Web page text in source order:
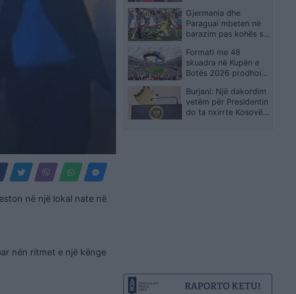
në një lokal nate në
nën ritmet e një kënge
shpreh dhimbjen që
ndiejmë
Gjermania dhe
Paraguai mbeten në
barazim pas kohës së
vendoset në
vazhdime
Formati me 48
skuadra në Kupën e
Botës 2026 prodhoi
por favoritët mbetën
thuajse të paprekur
Burjani: Një dakordim
vetëm për Presidentin
do ta nxirrte Kosovën